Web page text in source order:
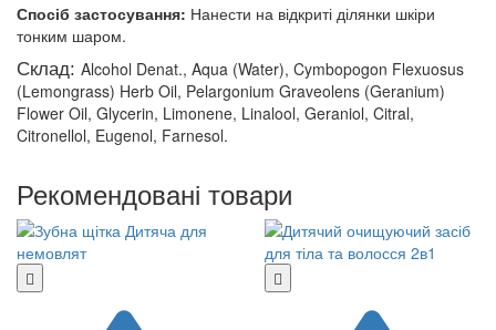
Спосіб застосування: Нанести на відкриті ділянки шкіри
тонким шаром.
Склад: Alcohol Denat., Aqua (Water), Cymbopogon Flexuosus
(Lemongrass) Herb Oil, Pelargonium Graveolens (Geranium)
Flower Oil, Glycerin, Limonene, Linalool, Geraniol, Citral,
Citronellol, Eugenol, Farnesol.
Рекомендовані товари